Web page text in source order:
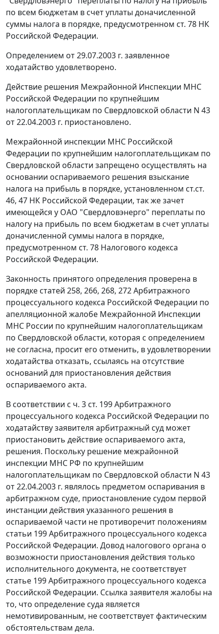
по всем бюджетам в счет уплаты доначисленной
суммы налога в порядке, предусмотренном ст. 78 НК
Российской Федерации.
Определением от 29.07.2003 г. заявленное
ходатайство удовлетворено.
Действие решения Межрайонной Инспекции МНС
Российской Федерации по крупнейшим
налогоплательщикам по Свердловской области N 43
от 22.04.2003 г. приостановлено.
Межрайонной инспекции МНС Российской
Федерации по крупнейшим налогоплательщикам по
Свердловской области запрещено осуществлять на
основании оспариваемого решения взыскание
налога на прибыль в порядке, установленном ст.ст.
46, 47 НК Российской Федерации, так же зачет
имеющейся у ОАО "Свердловэнерго" переплаты по
налогу на прибыль по всем бюджетам в счет уплаты
доначисленной суммы налога в порядке,
предусмотренном ст. 78 Налогового кодекса
Российской Федерации.
Законность принятого определения проверена в
порядке статей 258, 266, 268, 272Арбитражного
процессуального кодекса Российской Федерации по
апелляционной жалобе Межрайонной Инспекции
МНС России по крупнейшим налогоплательщикам
по Свердловской области, которая с определением
не согласна, просит его отменить, в удовлетворении
ходатайства отказать, ссылаясь на отсутствие
оснований для приостановления действия
оспариваемого акта.
В соответствии с ч. 3 ст. 199Арбитражного
процессуального кодекса Российской Федерации по
ходатайству заявителя арбитражный суд может
приостановить действие оспариваемого акта,
решения. Поскольку решение межрайонной
инспекции МНС РФ по крупнейшим
налогоплательщикам по Свердловской области N 43
от 22.04.2003 г. являлось предметом оспаривания в
арбитражном суде, приостановление судом первой
инстанции действия указанного решения в
оспариваемой части не противоречит положениям
статьи 199Арбитражного процессуального кодекса
Российской Федерации. Довод налогового органа о
возможности приостановления действия только
исполнительного документа, не соответствует
статье 199 Арбитражного процессуального кодекса
Российской Федерации. Ссылка заявителя жалобы на
то, что определение суда является
немотивированным, не соответствует фактическим
обстоятельствам дела.